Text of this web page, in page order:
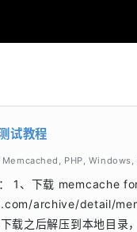
试教程
Memcached , PHP, Windows,
1、下载 memcache
archive/detail/
之后解压到本地目录